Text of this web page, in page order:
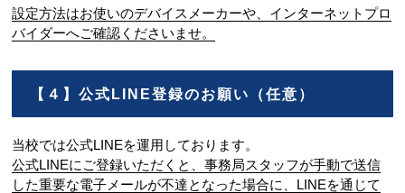
設定方法はお使いのデバイスメーカーや、インターネットプロ
バイダーへご確認くださいませ。
【４】公式LINE登録のお願い（任意）
当校では公式LINEを運用しております。
公式LINEにご登録いただくと、事務局スタッフが手動で送信
した重要な電子メールが不達となった場合に、LINEを通じて